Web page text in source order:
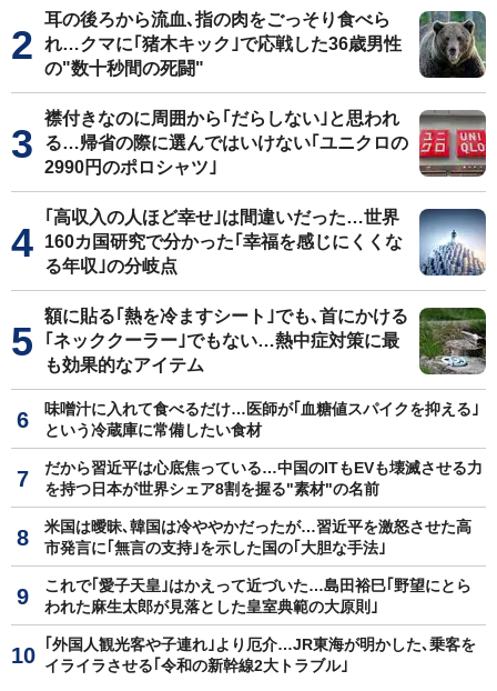
耳の後ろから流血､指の肉をごっそり食べら
れ…クマに｢猪木キック｣で応戦した36歳男性
の"数十秒間の死闘"
襟付きなのに周囲から｢だらしない｣と思われ
る…帰省の際に選んではいけない｢ユニクロの
2990円のポロシャツ｣
｢高収入の人ほど幸せ｣は間違いだった…世界
160カ国研究で分かった｢幸福を感じにくくな
る年収｣の分岐点
額に貼る｢熱を冷ますシート｣でも､首にかける
｢ネッククーラー｣でもない…熱中症対策に最
も効果的なアイテム
味噌汁に入れて食べるだけ…医師が｢血糖値スパイクを抑える｣
という冷蔵庫に常備したい食材
だから習近平は心底焦っている…中国のITもEVも壊滅させる力
を持つ日本が世界シェア8割を握る"素材"の名前
米国は曖昧､韓国は冷ややかだったが…習近平を激怒させた高
市発言に｢無言の支持｣を示した国の｢大胆な手法｣
これで｢愛子天皇｣はかえって近づいた…島田裕巳｢野望にとら
われた麻生太郎が見落とした皇室典範の大原則｣
｢外国人観光客や子連れ｣より厄介…JR東海が明かした､乗客を
イライラさせる｢令和の新幹線2大トラブル｣